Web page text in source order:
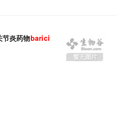
炎药物baricitinib IIb期研究结果